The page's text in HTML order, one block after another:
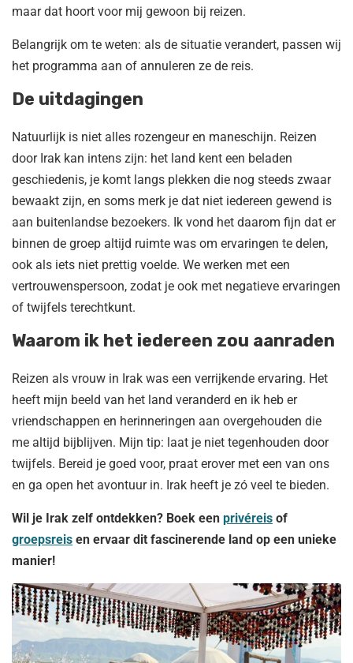
maar dat hoort voor mij gewoon bij reizen.
Belangrijk om te weten: als de situatie verandert, passen wij
het programma aan of annuleren ze de reis.
De uitdagingen
Natuurlijk is niet alles rozengeur en maneschijn. Reizen
door Irak kan intens zijn: het land kent een beladen
geschiedenis, je komt langs plekken die nog steeds zwaar
bewaakt zijn, en soms merk je dat niet iedereen gewend is
aan buitenlandse bezoekers. Ik vond het daarom fijn dat er
binnen de groep altijd ruimte was om ervaringen te delen,
ook als iets niet prettig voelde. We werken met een
vertrouwenspersoon, zodat je ook met negatieve ervaringen
of twijfels terechtkunt.
Waarom ik het iedereen zou aanraden
Reizen als vrouw in Irak was een verrijkende ervaring. Het
heeft mijn beeld van het land veranderd en ik heb er
vriendschappen en herinneringen aan overgehouden die
me altijd bijblijven. Mijn tip: laat je niet tegenhouden door
twijfels. Bereid je goed voor, praat erover met een van ons
en ga open het avontuur in. Irak heeft je zó veel te bieden.
Wil je Irak zelf ontdekken? Boek een privéreis of
groepsreis en ervaar dit fascinerende land op een unieke
manier!